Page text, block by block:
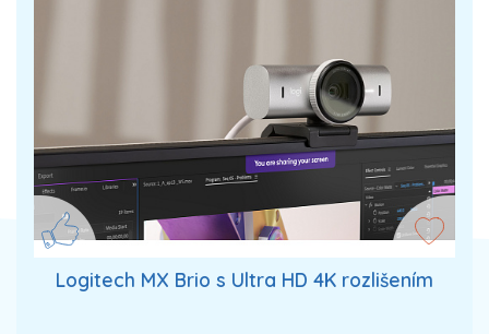
Logitech MX Brio s Ultra HD 4K rozlišením